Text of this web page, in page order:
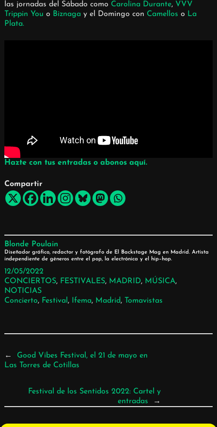
las jornadas del Sábado como Carolina Durante, VVV
Trippin You o Biznaga y el Domingo con Camellos o La
Plata.
Hazte con tus entradas o abonos aquí.
Compartir
Blonde Poulain
Diseñador gráfico, redactor y fotógrafo de El Backstage Mag en Madrid. Artista
independiente de géneros entre el pop, la electrónica y el hip–hop.
12/05/2022
CONCIERTOS, FESTIVALES, MADRID, MÚSICA,
NOTICIAS
Concierto, Festival , Ifema, Madrid, Tomavistas
←
Good Vibes Festival, el 21 de mayo en
Las Torres de Cotillas
Festival de los Sentidos 2022: Cartel y
entradas
→